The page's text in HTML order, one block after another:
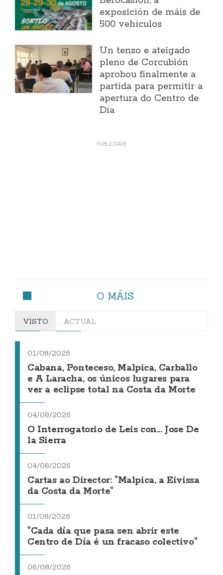
exposición de máis de
500 vehículos
Un tenso e ateigado
pleno de Corcubión
aprobou finalmente a
partida para permitir a
apertura do Centro de
Día
O MÁIS
VISTO ACTUAL
01/08/2026
Cabana, Ponteceso, Malpica, Carballo
e A Laracha, os únicos lugares para
ver a eclipse total na Costa da Morte
04/08/2026
O Interrogatorio de Leis con... Jose De
la Sierra
04/08/2026
Cartas ao Director: "Malpica, a Eivissa
da Costa da Morte"
01/08/2026
"Cada día que pasa sen abrir este
Centro de Día é un fracaso colectivo"
06/08/2026